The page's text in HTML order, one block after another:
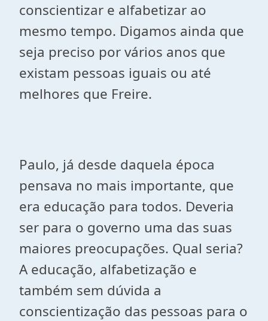
conscientizar e alfabetizar ao
mesmo tempo. Digamos ainda que
seja preciso por vários anos que
existam pessoas iguais ou até
melhores que Freire.
Paulo, já desde daquela época
pensava no mais importante, que
era educação para todos. Deveria
ser para o governo uma das suas
maiores preocupações. Qual seria?
A educação, alfabetização e
também sem dúvida a
conscientização das pessoas para o